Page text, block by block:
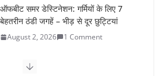
कश्मीर यात्रा गाइड: प्राकृतिक सुंदरता और
स्वादिष्ट भोजन का अनूठा संगम
August 1, 2026 1 Comment
वॉकिंग एक्सरसाइज: 1 महीने में पाएं 3-4